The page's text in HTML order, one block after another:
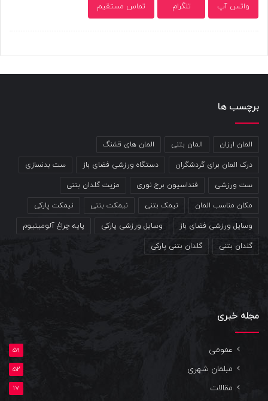
واتس آپ تلگرام تماس مستقیم
برچسب ها
المان ارزان المان بتنی المان های قشنگ
درک المان برای گردشگران دستگاه ورزشی فضای باز ست بدنسازی
ست ورزشی فنداسیون برج نوری مزیت گلدان بتنی
مکان مناسب المان نیمک بتنی نیمکت بتنی نیمکت پارکی
وسایل ورزشی فضای باز وسایل ورزشی پارکی پایه چراغ آلومینیوم
گلدان بتنی گلدان بتنی پارکی
مجله خبری
عمومی 59
مبلمان شهری 52
مقالات 17